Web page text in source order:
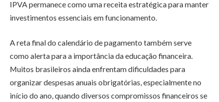
IPVA permanece como uma receita estratégica para manter
investimentos essenciais em funcionamento.
A reta final do calendário de pagamento também serve
como alerta para a importância da educação financeira.
Muitos brasileiros ainda enfrentam dificuldades para
organizar despesas anuais obrigatórias, especialmente no
início do ano, quando diversos compromissos financeiros se